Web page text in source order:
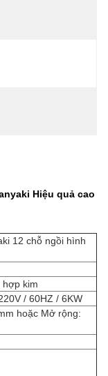
Hiệu quả cao
12 chỗ ngồi hình
hợp kim
/ 60HZ / 6KW
hoặc Mở rộng: